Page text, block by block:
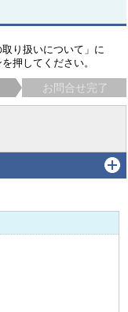
り扱いについて」に
押してください。
お問合せ完了